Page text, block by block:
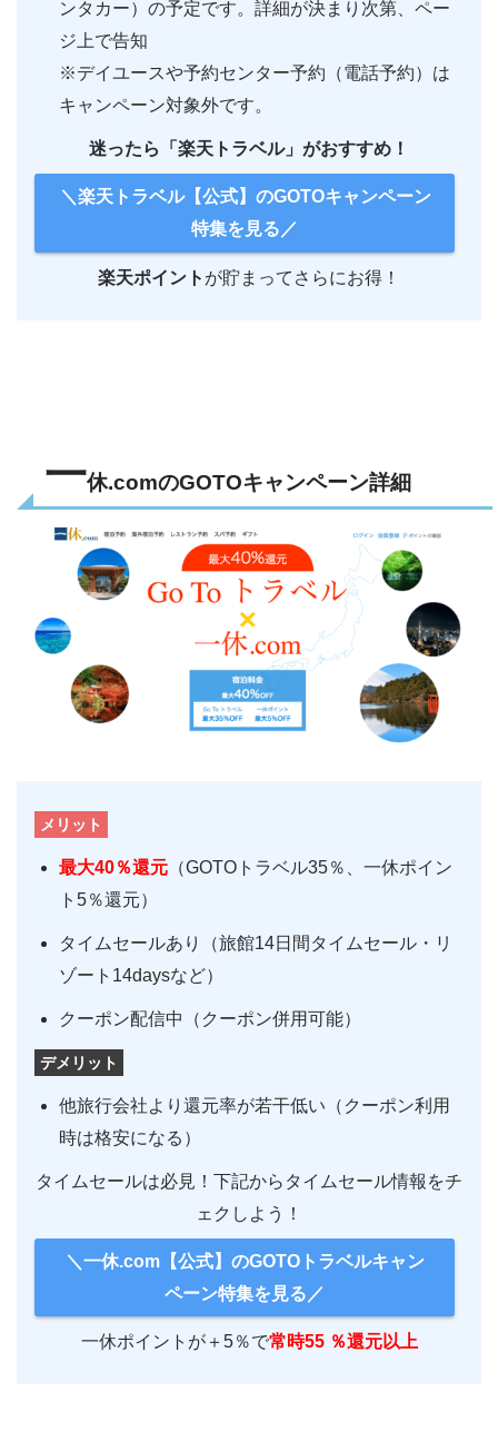
ンタカー）の予定です。詳細が決まり次第、ペー
ジ上で告知
※デイユースや予約センター予約（電話予約）は
キャンペーン対象外です。
迷ったら「楽天トラベル」がおすすめ！
＼楽天トラベル【公式】のGOTOキャンペーン
特集を見る／
楽天ポイント が貯まってさらにお得！
一休.comのGOTOキャンペーン詳細
メリット
最大40％還元 （GOTOトラベル35％、一休ポイン
ト5％還元）
タイムセールあり（旅館14日間タイムセール・リ
ゾート14daysなど）
クーポン配信中（クーポン併用可能）
デメリット
他旅行会社より還元率が若干低い（クーポン利用
時は格安になる）
タイムセールは必見！下記からタイムセール情報をチ
ェクしよう！
＼一休.com【公式】のGOTOトラベルキャン
ペーン特集を見る／
一休ポイントが＋5％で常時55 ％還元以上